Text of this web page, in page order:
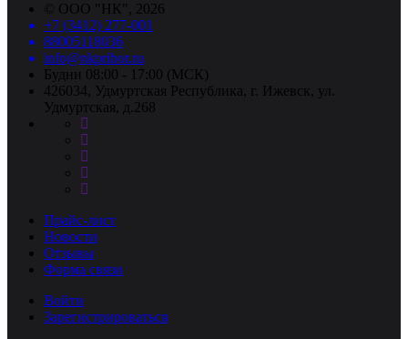
© ООО "НК", 2026
+7 (3412) 277-001
88005118036
info@nkpribor.ru
Будни 08:00 - 17:00 (МСК)
426034, Удмуртская Республика, г. Ижевск, ул.
Удмуртская, д.268
Прайс-лист
Новости
Отзывы
Форма связи
Войти
Зарегистрироваться